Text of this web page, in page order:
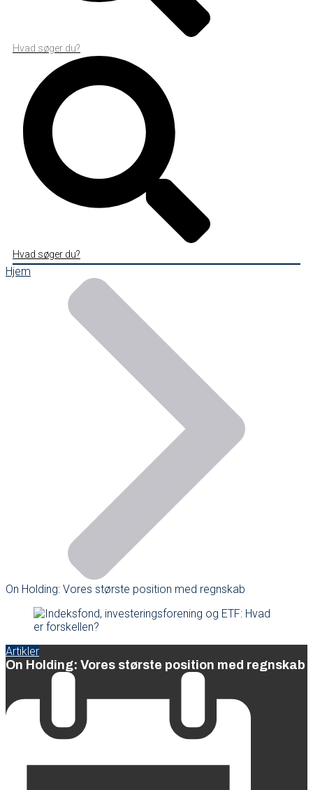
Hvad søger du?
Hvad søger du?
Hjem
On Holding: Vores største position med regnskab
Artikler
On Holding: Vores største position med regnskab